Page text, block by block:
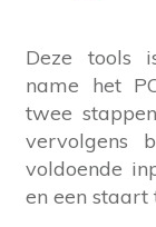
Deze tools
name het
twee
vervolgens
voldoende
en een staart